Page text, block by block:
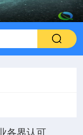
各界认可